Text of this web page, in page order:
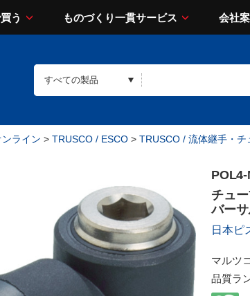
う ものづくり一貫サービス 会社
ライン > TRUSCO / ESCO > TRUSCO / 流体継手・チ
POL4-
チュ
バー
日本ピ
マルツ
品質ラ